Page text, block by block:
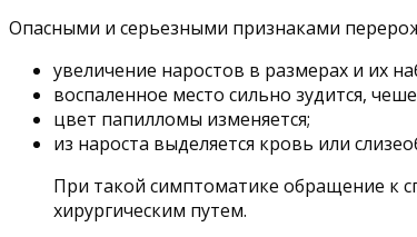
Опасными и серьезными признаками
увеличение наростов в размерах и их
воспаленное место сильно зудится,
цвет папилломы изменяется;
из нароста выделяется кровь или
При такой симптоматике обращение к
хирургическим путем.